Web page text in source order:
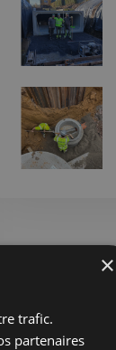
×
trafic.
partenaires